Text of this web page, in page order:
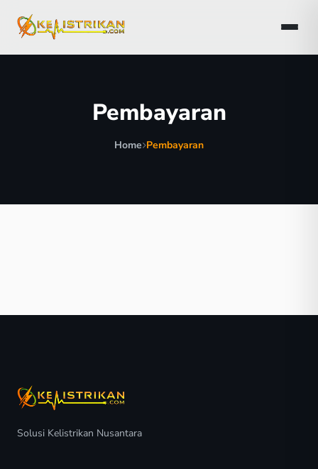
Pembayaran
Home Pembayaran
Solusi Kelistrikan Nusantara